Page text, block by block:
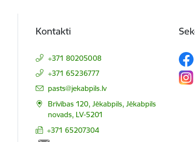
Kontakti
+371 80205008
+371 65236777
E-pasts:
pasts@jekabpils.lv
Brīvības 120, Jēkabpils, Jēkabpils
novads, LV-5201
+371 65207304